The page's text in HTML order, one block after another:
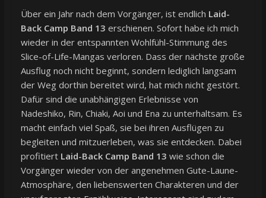
Über ein Jahr nach dem Vorgänger, ist endlich Laid-
Back Camp Band 13 erschienen. Sofort habe ich mich
wieder in der entspannten Wohlfühl-Stimmung des
Slice-of-Life-Mangas verloren. Dass der nächste große
Ausflug noch nicht beginnt, sondern lediglich langsam
der Weg dorthin bereitet wird, hat mich nicht gestört.
Dafür sind die unabhängigen Erlebnisse von
Nadeshiko, Rin, Chiaki, Aoi und Ena zu unterhaltsam. Es
macht einfach viel Spaß, sie bei ihren Ausflügen zu
begleiten und mitzuerleben, was sie entdecken. Dabei
profitiert Laid-Back Camp Band 13 wie schon die
Vorgänger wieder von der angenehmen Gute-Laune-
Atmosphäre, den liebenswerten Charakteren und der